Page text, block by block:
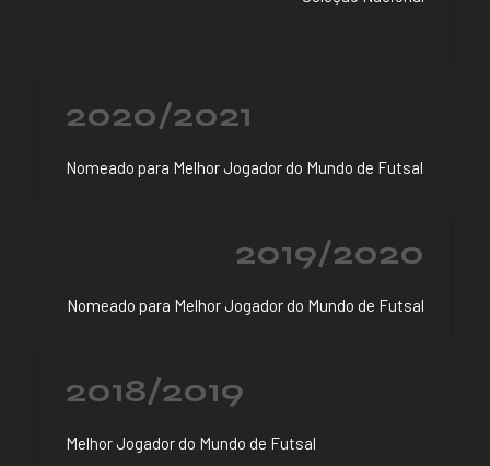
2020/2021
Nomeado para Melhor Jogador do Mundo de Futsal
2019/2020
Nomeado para Melhor Jogador do Mundo de Futsal
2018/2019
Melhor Jogador do Mundo de Futsal